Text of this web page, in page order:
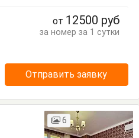
от 12500 руб
за номер за 1 сутки
Отправить заявку
6